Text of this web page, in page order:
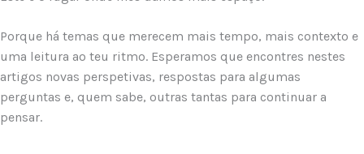
Porque há temas que merecem mais tempo, mais contexto e
uma leitura ao teu ritmo. Esperamos que encontres nestes
artigos novas perspetivas, respostas para algumas
perguntas e, quem sabe, outras tantas para continuar a
pensar.